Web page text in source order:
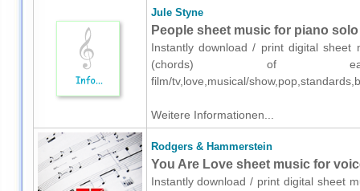
Jule Styne
People sheet music for piano
Instantly download / print digital
(chords) of
film/tv,love,musical/
Weitere Informationen...
Rodgers & Hammerstein
You Are Love sheet music for
Instantly download / print digital sheet